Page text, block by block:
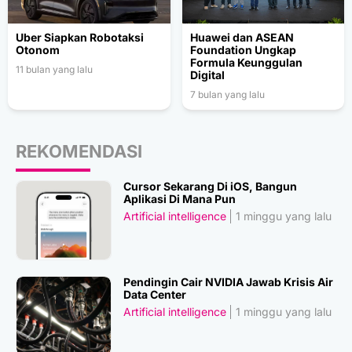
Uber Siapkan Robotaksi
Otonom
11 bulan yang lalu
Huawei dan ASEAN
Foundation Ungkap
Formula Keunggulan
Digital
7 bulan yang lalu
REKOMENDASI
Cursor Sekarang Di iOS, Bangun
Aplikasi Di Mana Pun
Artificial intelligence
1 minggu yang lalu
Pendingin Cair NVIDIA Jawab Krisis Air
Data Center
Artificial intelligence
1 minggu yang lalu